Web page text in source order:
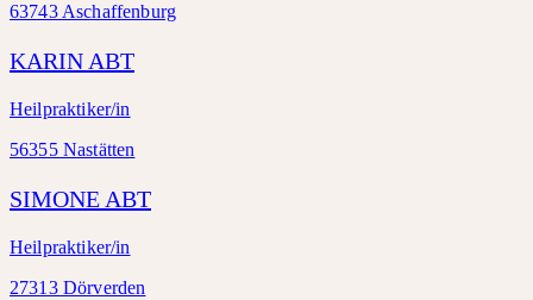
63743 Aschaffenburg
KARIN ABT
Heilpraktiker/in
56355 Nastätten
SIMONE ABT
Heilpraktiker/in
27313 Dörverden